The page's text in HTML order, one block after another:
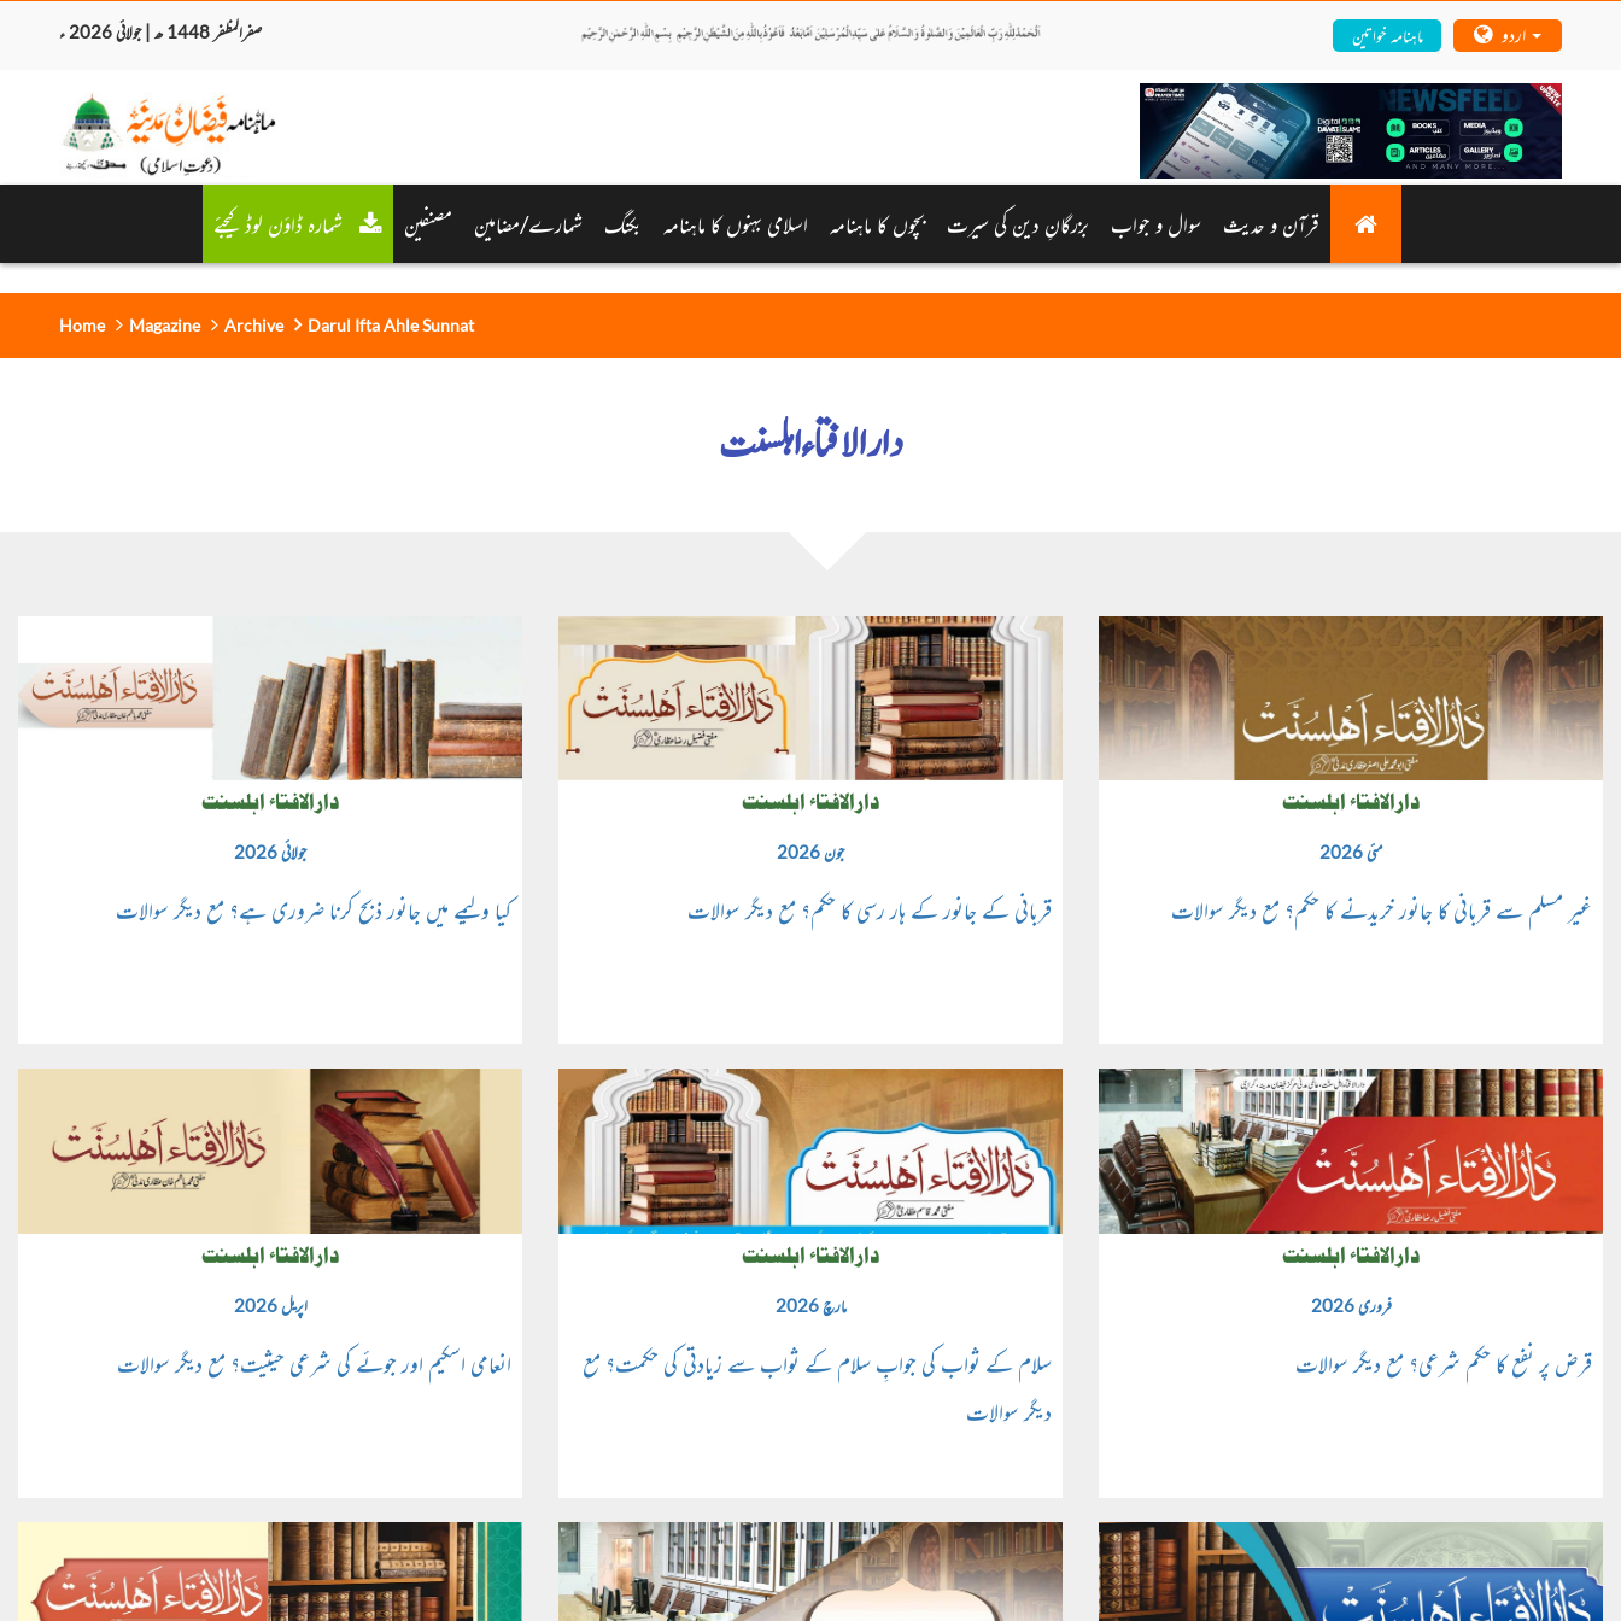
صفرالمظفر 1448 ھ | جولائی 2026 ء ماہنامہ خواتین
قرآن و حدیث سوال و جواب بزرگانِ دین کی سیرت بچوں کا ماہنامہ اسلامی بہنوں کا ماہنامہ بکنگ شمارے/مضامین مصنفین شمارہ ڈاؤن لوڈ کیجئے
Home Magazine Archive Darul Ifta Ahle Sunnat
دارالافتاء اہلسنت
دارالافتاء اہلسنت
جولائی 2026
کیا ولیمے میں جانور ذبح کرنا ضروری ہے؟ مع دیگر سوالات
دارالافتاء اہلسنت
جون 2026
قربانی کے جانور کے ہار رسی کا حکم؟ مع دیگر سوالات
دارالافتاء اہلسنت
مئی 2026
غیر مسلم سے قربانی کا جانور خریدنے کا حکم؟ مع دیگر سوالات
دارالافتاء اہلسنت
اپریل 2026
انعامی اسکیم اور جوئے کی شرعی حیثیت؟ مع دیگر سوالات
دارالافتاء اہلسنت
مارچ 2026
سلام کے ثواب کی جوابِ سلام کے ثواب سے زیادتی کی حکمت؟ مع
دیگر سوالات
دارالافتاء اہلسنت
فروری 2026
قرض پر نفع کا حکم شرعی؟ مع دیگر سوالات